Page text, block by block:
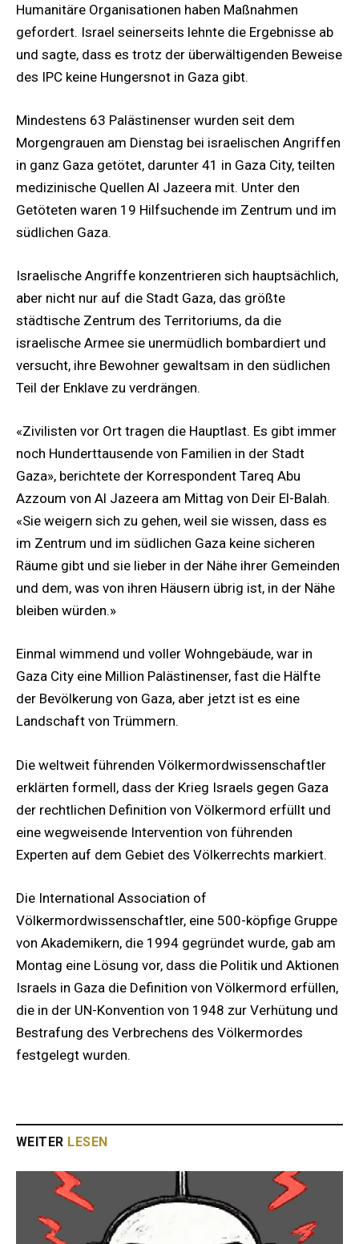
Humanitäre Organisationen haben Maßnahmen
gefordert. Israel seinerseits lehnte die Ergebnisse ab
und sagte, dass es trotz der überwältigenden Beweise
des IPC keine Hungersnot in Gaza gibt.
Mindestens 63 Palästinenser wurden seit dem
Morgengrauen am Dienstag bei israelischen Angriffen
in ganz Gaza getötet, darunter 41 in Gaza City, teilten
medizinische Quellen Al Jazeera mit. Unter den
Getöteten waren 19 Hilfsuchende im Zentrum und im
südlichen Gaza.
Israelische Angriffe konzentrieren sich hauptsächlich,
aber nicht nur auf die Stadt Gaza, das größte
städtische Zentrum des Territoriums, da die
israelische Armee sie unermüdlich bombardiert und
versucht, ihre Bewohner gewaltsam in den südlichen
Teil der Enklave zu verdrängen.
«Zivilisten vor Ort tragen die Hauptlast. Es gibt immer
noch Hunderttausende von Familien in der Stadt
Gaza», berichtete der Korrespondent Tareq Abu
Azzoum von Al Jazeera am Mittag von Deir El-Balah.
«Sie weigern sich zu gehen, weil sie wissen, dass es
im Zentrum und im südlichen Gaza keine sicheren
Räume gibt und sie lieber in der Nähe ihrer Gemeinden
und dem, was von ihren Häusern übrig ist, in der Nähe
bleiben würden.»
Einmal wimmend und voller Wohngebäude, war in
Gaza City eine Million Palästinenser, fast die Hälfte
der Bevölkerung von Gaza, aber jetzt ist es eine
Landschaft von Trümmern.
Die weltweit führenden Völkermordwissenschaftler
erklärten formell, dass der Krieg Israels gegen Gaza
der rechtlichen Definition von Völkermord erfüllt und
eine wegweisende Intervention von führenden
Experten auf dem Gebiet des Völkerrechts markiert.
Die International Association of
Völkermordwissenschaftler, eine 500-köpfige Gruppe
von Akademikern, die 1994 gegründet wurde, gab am
Montag eine Lösung vor, dass die Politik und Aktionen
Israels in Gaza die Definition von Völkermord erfüllen,
die in der UN-Konvention von 1948 zur Verhütung und
Bestrafung des Verbrechens des Völkermordes
festgelegt wurden.
WEITER LESEN